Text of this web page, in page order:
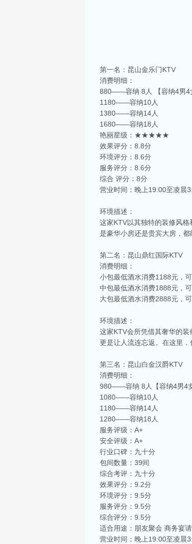
相关推荐
昆山ktv夜场哪里好玩-昆山八大
昆山天外天KTV以其优雅的环境和周
第一名：昆山金乐门KTV
消费明细：
880——容纳 8人 【容纳4男4
1180——容纳10人
1380——容纳14人
1680——容纳18人
艳丽星级：★★★★★
效果评分：8.8分
环境评分：8.6分
服务评分：8.6分
综合 评分：8分
营业时间：晚上19:00至凌晨
环境描述：
这家KTV以其独特的装修风
是豪华小房还是贵宾大房，都
第二名：昆山鼎红国际KTV
消费明细：
小包最低酒水消费1188元，
中包最低酒水消费1888元，
大包最低酒水消费2888元，
环境描述：
这家KTV会所凭借其奢华的
更是让人流连忘返。在这里，
第三名：昆山白金汉爵KTV
消费明细：
980——容纳 8人【容纳4男4
1080——容纳10人
1180——容纳14人
1280——容纳18人
服务评级：A+
安全评级：A+
行业口碑：九十分
包间数量：39间
综合考评：九十分
效果评分：9.2分
环境评分：9.5分
服务评分：9.5分
综合评分：9.5分
适合用途：朋友聚会 商务宴请
营业时间：晚上19:00至凌晨